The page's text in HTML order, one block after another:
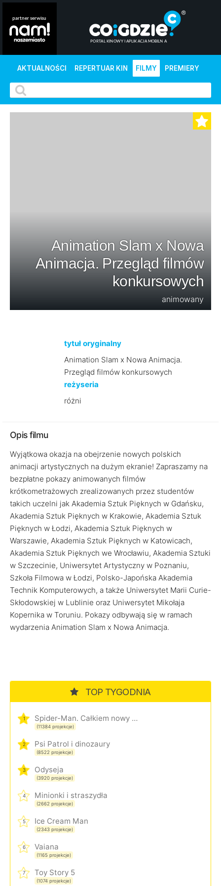
AKTUALNOŚCI REPERTUAR KIN FILMY PREMIERY
Animation Slam x Nowa
Animacja. Przegląd filmów
konkursowych
animowany
tytuł oryginalny
Animation Slam x Nowa Animacja.
Przegląd filmów konkursowych
reżyseria
różni
Opis filmu
Wyjątkowa okazja na obejrzenie nowych polskich
animacji artystycznych na dużym ekranie! Zapraszamy na
bezpłatne pokazy animowanych filmów
krótkometrażowych zrealizowanych przez studentów
takich uczelni jak Akademia Sztuk Pięknych w Gdańsku,
Akademia Sztuk Pięknych w Krakowie, Akademia Sztuk
Pięknych w Łodzi, Akademia Sztuk Pięknych w
Warszawie, Akademia Sztuk Pięknych w Katowicach,
Akademia Sztuk Pięknych we Wrocławiu, Akademia Sztuki
w Szczecinie, Uniwersytet Artystyczny w Poznaniu,
Szkoła Filmowa w Łodzi, Polsko-Japońska Akademia
Technik Komputerowych, a także Uniwersytet Marii Curie-
Skłodowskiej w Lublinie oraz Uniwersytet Mikołaja
Kopernika w Toruniu. Pokazy odbywają się w ramach
wydarzenia Animation Slam x Nowa Animacja.
TOP TYGODNIA
1 Spider-Man. Całkiem nowy dzień
(11384 projekcje)
2 Psi Patrol i dinozaury
(8522 projekcje)
3 Odyseja
(3920 projekcje)
4 Minionki i straszydła
(2662 projekcje)
5 Ice Cream Man
(2343 projekcje)
6 Vaiana
(1165 projekcje)
7 Toy Story 5
(1074 projekcje)